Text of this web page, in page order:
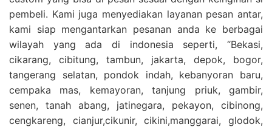
pembeli. Kami juga menyediakan layanan pesan antar,
kami siap mengantarkan pesanan anda ke berbagai
wilayah yang ada di indonesia seperti, “Bekasi,
cikarang, cibitung, tambun, jakarta, depok, bogor,
tangerang selatan, pondok indah, kebanyoran baru,
cempaka mas, kemayoran, tanjung priuk, gambir,
senen, tanah abang, jatinegara, pekayon, cibinong,
cengkareng, cianjur,cikunir, cikini,manggarai, glodok,